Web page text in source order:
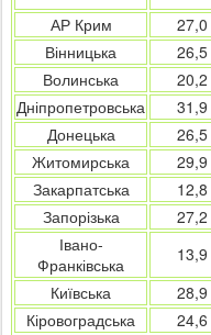
АР Крим 27,0
Вінницька
26,5
Волинська
20,2
Дніпропетровська
31,9
Донецька
26,5
Житомирська
29,9
Закарпатська
12,8
Запорізька
27,2
Івано-
Франківська
13,9
Київська
28,9
Кіровоградська
24,6